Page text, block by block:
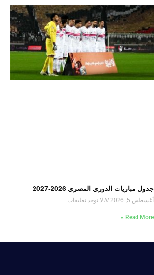
جدول مباريات الدوري المصري 2026-2027
أغسطس 5, 2026 لا توجد تعليقات
Read More »